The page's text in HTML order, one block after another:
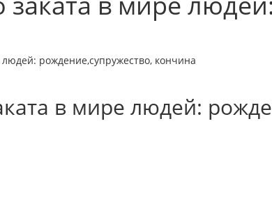
рождение,супружество, кончина
в мире людей: